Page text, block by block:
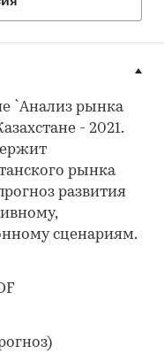
`Анализ рынка
- 2021.
рынка
развития
сценариям.